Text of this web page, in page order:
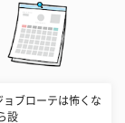
ョブローテは怖くな
設